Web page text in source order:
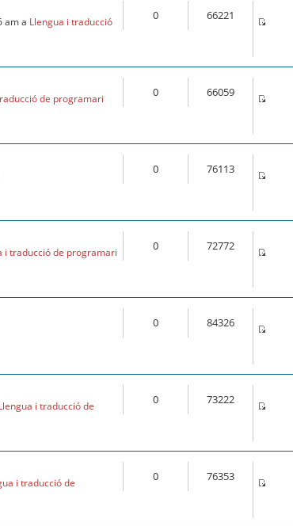
am a Llengua i traducció
0 66221
de programari 0 66059
0 76113
i traducció de programari 0 72772
0 84326
i traducció de
0 73222
i traducció de
0 76353